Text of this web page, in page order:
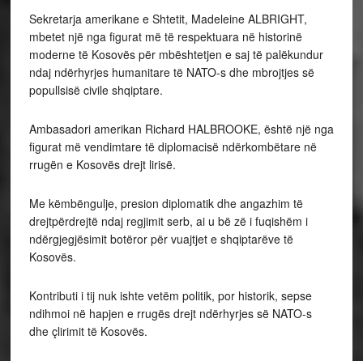
Sekretarja amerikane e Shtetit, Madeleine ALBRIGHT,
mbetet një nga figurat më të respektuara në historinë
moderne të Kosovës për mbështetjen e saj të palëkundur
ndaj ndërhyrjes humanitare të NATO-s dhe mbrojtjes së
popullsisë civile shqiptare.
Ambasadori amerikan Richard HALBROOKE, është një nga
figurat më vendimtare të diplomacisë ndërkombëtare në
rrugën e Kosovës drejt lirisë.
Me këmbëngulje, presion diplomatik dhe angazhim të
drejtpërdrejtë ndaj regjimit serb, ai u bë zë i fuqishëm i
ndërgjegjësimit botëror për vuajtjet e shqiptarëve të
Kosovës.
Kontributi i tij nuk ishte vetëm politik, por historik, sepse
ndihmoi në hapjen e rrugës drejt ndërhyrjes së NATO-s
dhe çlirimit të Kosovës.